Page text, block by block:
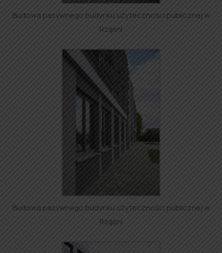
Budowa pasywnego budynku użyteczności publicznej w
Rząśni
Budowa pasywnego budynku użyteczności publicznej w
Rząśni